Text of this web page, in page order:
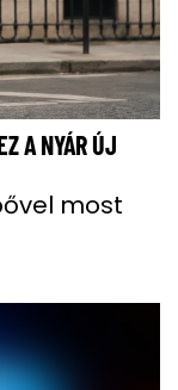
A NYÁR ÚJ
most